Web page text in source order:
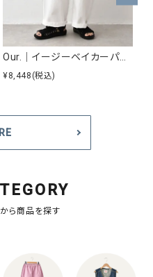
Our.｜イージーベイカーパンツ [[Our-026]][C]
¥8,448 (税込)
ら商品を探す